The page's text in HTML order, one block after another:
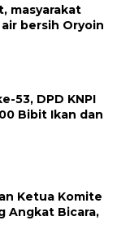
masyarakat
bersih Oryoin
53, DPD KNPI
Bibit Ikan dan
Ketua Komite
Angkat Bicara,